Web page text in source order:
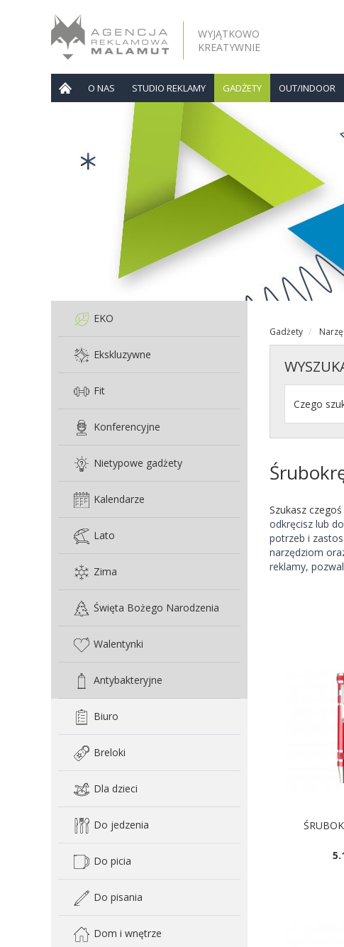
WYJĄTKOWO
KREATYWNIE
O NAS STUDIO REKLAMY GADŻETY OUT/INDOOR
EKO
Ekskluzywne
Fit
Konferencyjne
Nietypowe gadżety
Kalendarze
Lato
Zima
Święta Bożego Narodzenia
Walentynki
Antybakteryjne
Biuro
Breloki
Dla dzieci
Do jedzenia
Do picia
Do pisania
Dom i wnętrze
Gadżety
Szukasz
odkręcisz lub
potrzeb i
narzędziom
reklamy,